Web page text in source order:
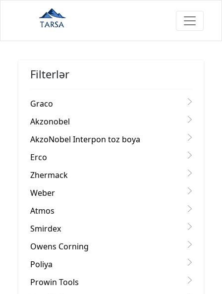
Filterlər
Graco
Akzonobel
AkzoNobel Interpon toz boya
Erco
Zhermack
Weber
Atmos
Smirdex
Owens Corning
Poliya
Prowin Tools